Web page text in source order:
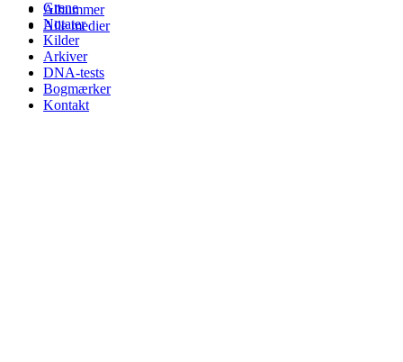
Albummer
Alle medier
Grene
Notater
Kilder
Arkiver
DNA-tests
Bogmærker
Kontakt